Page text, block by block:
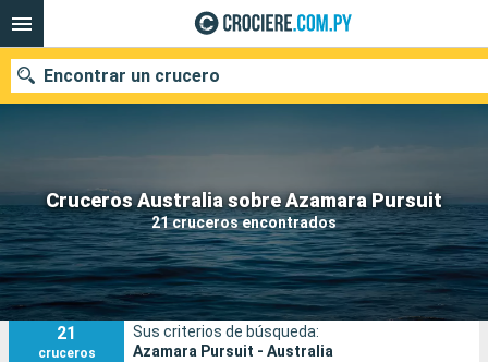
Cruceros Australia sobre Azamara Pursuit
21 cruceros encontrados
Encontrar un crucero
Nuestros destinos
Fecha de salida
Puertos Compañías
Buscar
21
cruceros
Sus criterios de búsqueda:
Azamara Pursuit - Australia